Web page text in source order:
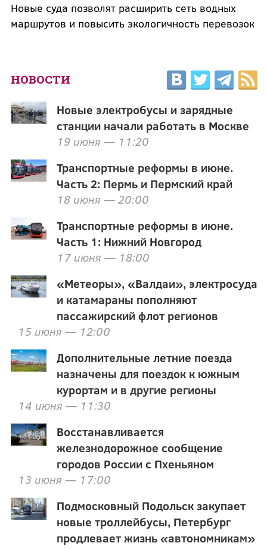
Новые суда позволят расширить сеть водных
маршрутов и повысить экологичность перевозок
НОВОСТИ
Новые электробусы и зарядные
станции начали работать в Москве
19 июня — 11:20
Транспортные реформы в июне.
Часть 2: Пермь и Пермский край
18 июня — 20:00
Транспортные реформы в июне.
Часть 1: Нижний Новгород
17 июня — 18:00
«Метеоры», «Валдаи», электросуда
и катамараны пополняют
пассажирский флот регионов
15 июня — 12:00
Дополнительные летние поезда
назначены для поездок к южным
курортам и в другие регионы
14 июня — 11:30
Восстанавливается
железнодорожное сообщение
городов России с Пхеньяном
13 июня — 17:00
Подмосковный Подольск закупает
новые троллейбусы, Петербург
продлевает жизнь «автономникам»